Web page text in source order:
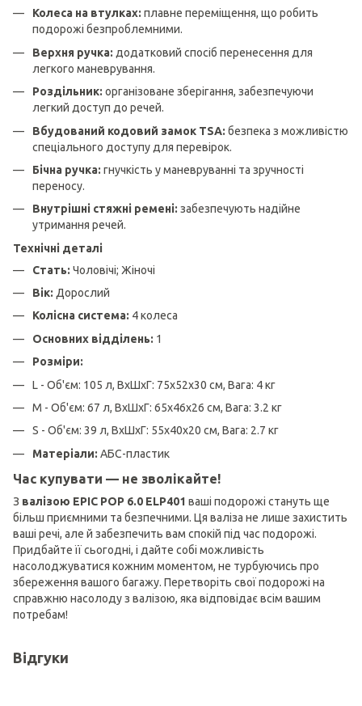
Колеса на втулках: плавне переміщення, що робить
подорожі безпроблемними.
Верхня ручка: додатковий спосіб перенесення для
легкого маневрування.
Роздільник: організоване зберігання, забезпечуючи
легкий доступ до речей.
Вбудований кодовий замок TSA: безпека з можливістю
спеціального доступу для перевірок.
Бічна ручка: гнучкість у маневруванні та зручності
переносу.
Внутрішні стяжні ремені: забезпечують надійне
утримання речей.
Технічні деталі
Стать: Чоловічі; Жіночі
Вік: Дорослий
Колісна система: 4 колеса
Основних відділень: 1
Розміри:
L - Об'єм: 105 л, ВхШхГ: 75х52х30 см, Вага: 4 кг
M - Об'єм: 67 л, ВхШхГ: 65х46х26 см, Вага: 3.2 кг
S - Об'єм: 39 л, ВхШхГ: 55х40х20 см, Вага: 2.7 кг
Матеріали: АБС-пластик
Час купувати — не зволікайте!
З валізою EPIC POP 6.0 ELP401 ваші подорожі стануть ще
більш приємними та безпечними. Ця валіза не лише захистить
ваші речі, але й забезпечить вам спокій під час подорожі.
Придбайте її сьогодні, і дайте собі можливість
насолоджуватися кожним моментом, не турбуючись про
збереження вашого багажу. Перетворіть свої подорожі на
справжню насолоду з валізою, яка відповідає всім вашим
потребам!
Відгуки